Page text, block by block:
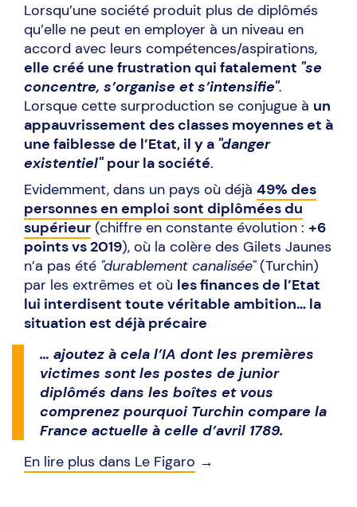
Lorsqu’une société produit plus de diplômés
qu’elle ne peut en employer à un niveau en
accord avec leurs compétences/aspirations,
elle créé une frustration qui fatalement "se
concentre, s’organise et s’intensifie".
Lorsque cette surproduction se conjugue à un
appauvrissement des classes moyennes et à
une faiblesse de l’Etat, il y a "danger
existentiel"pour la société.
Evidemment, dans un pays où déjà 49% des
personnes en emploi sont diplômées du
supérieur (chiffre en constante évolution : +6
points vs 2019), où la colère des Gilets Jaunes
n’a pas été "durablement canalisée"(Turchin)
par les extrêmes et où les finances de l’Etat
lui interdisent toute véritable ambition… la
situation est déjà précaire
… ajoutez à cela l’IA dont les premières
victimes sont les postes de junior
diplômés dans les boîtes et vous
comprenez pourquoi Turchin compare la
France actuelle à celle d’avril 1789.
En lire plus dans Le Figaro →